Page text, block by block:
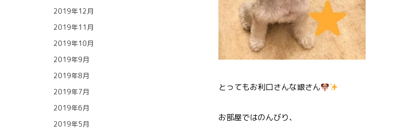
とってもお利口さんな銀さん
お部屋ではのんびり、
2019年12月
2019年11月
2019年10月
2019年9月
2019年8月
2019年7月
2019年6月
2019年5月